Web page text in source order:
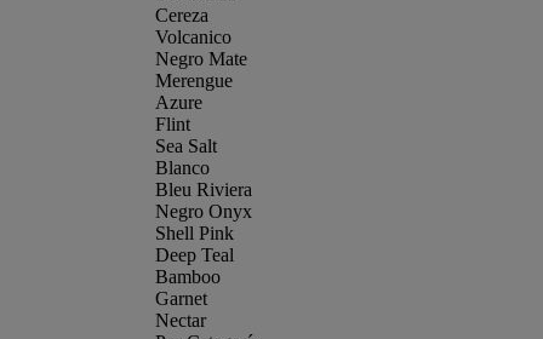
Cereza
Volcanico
Negro Mate
Merengue
Azure
Flint
Sea Salt
Blanco
Bleu Riviera
Negro Onyx
Shell Pink
Deep Teal
Bamboo
Garnet
Nectar